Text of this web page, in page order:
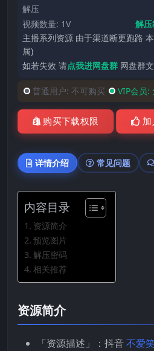
解压
视频数量: 1V 解
主播系列资源 由于渠道断更跑路
属)
如若失效 请点我进网盘群 网盘群
普通用户: 不可购买 VIP会员:
购买下载权限 加
详情介绍 常见问题
内容目录
资源简介
预览图片
解压密码
相关推荐
资源简介
「资源描述」：抖音不爱